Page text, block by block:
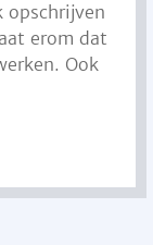
opschrijven
erom dat
Ook